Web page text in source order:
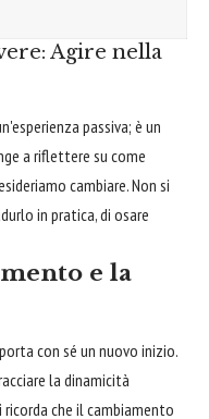
Agire nella
passiva; è un
a riflettere su come
cambiare. Non si
in pratica, di osare
e la
con sé un nuovo inizio.
la dinamicità
che il cambiamento